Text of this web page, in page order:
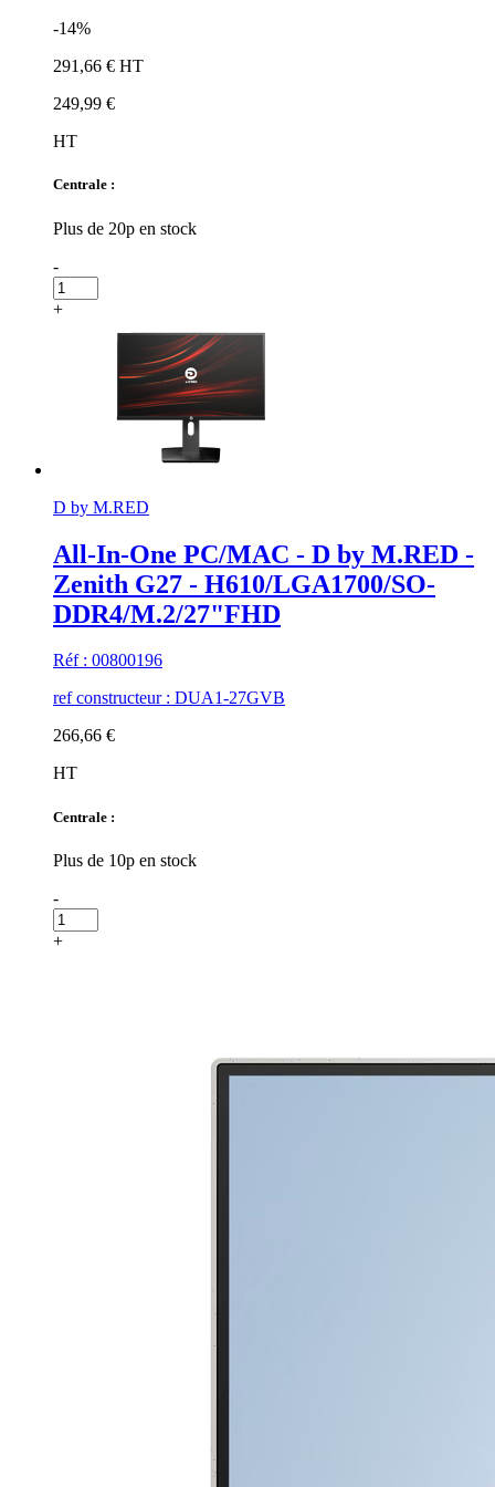
-14%
291,66 € HT
249,99 €
HT
Centrale :
Plus de 20p en stock
-
+
D by M.RED
All-In-One PC/MAC - D by M.RED -
Zenith G27 - H610/LGA1700/SO-
DDR4/M.2/27"FHD
Réf : 00800196
ref constructeur : DUA1-27GVB
266,66 €
HT
Centrale :
Plus de 10p en stock
-
+